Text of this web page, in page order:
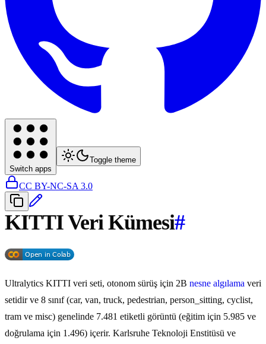
Switch apps
Toggle theme
CC BY-NC-SA 3.0
KITTI Veri Kümesi#
Ultralytics KITTI veri seti, otonom sürüş için 2B nesne algılama veri
setidir ve 8 sınıf (car, van, truck, pedestrian, person_sitting, cyclist,
tram ve misc) genelinde 7.481 etiketli görüntü (eğitim için 5.985 ve
doğrulama için 1.496) içerir. Karlsruhe Teknoloji Enstitüsü ve